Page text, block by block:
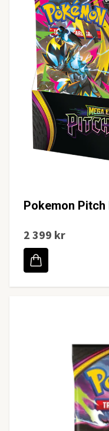
Pokemon
2 399 kr